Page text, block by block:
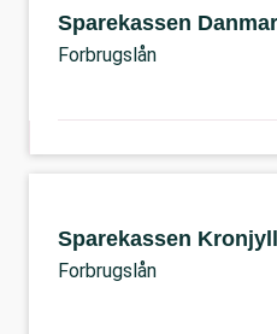
Sparekassen
Forbrugslån
Sparekassen
Forbrugslån